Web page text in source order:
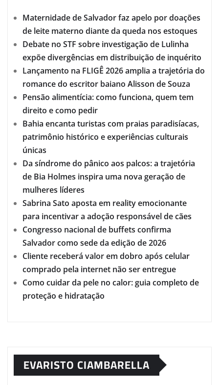
Maternidade de Salvador faz apelo por doações
de leite materno diante da queda nos estoques
Debate no STF sobre investigação de Lulinha
expõe divergências em distribuição de inquérito
Lançamento na FLIGÊ 2026 amplia a trajetória do
romance do escritor baiano Alisson de Souza
Pensão alimentícia: como funciona, quem tem
direito e como pedir
Bahia encanta turistas com praias paradisíacas,
patrimônio histórico e experiências culturais
únicas
Da síndrome do pânico aos palcos: a trajetória
de Bia Holmes inspira uma nova geração de
mulheres líderes
Sabrina Sato aposta em reality emocionante
para incentivar a adoção responsável de cães
Congresso nacional de buffets confirma
Salvador como sede da edição de 2026
Cliente receberá valor em dobro após celular
comprado pela internet não ser entregue
Como cuidar da pele no calor: guia completo de
proteção e hidratação
EVARISTO CIAMBARELLA